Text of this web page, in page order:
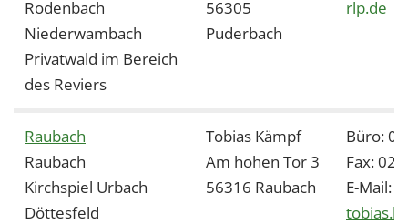
Rodenbach
Niederwambach
Privatwald im Bereich
des Reviers
56305
Puderbach
rlp.de
Raubach
Raubach
Kirchspiel Urbach
Döttesfeld
Tobias Kämpf
Am hohen Tor 3
56316 Raubach
Büro:
Fax:
E-Mail: